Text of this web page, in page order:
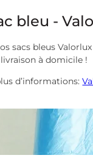
bleu -
sacs bleus
livraison à domicile !
d’informations: